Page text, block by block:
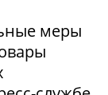
меры